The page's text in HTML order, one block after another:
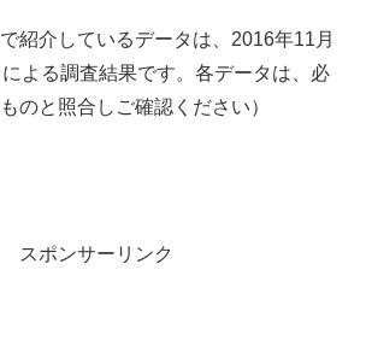
紹介しているデータは、2016年11月
よる調査結果です。各データは、必
のと照合しご確認ください）
スポンサーリンク